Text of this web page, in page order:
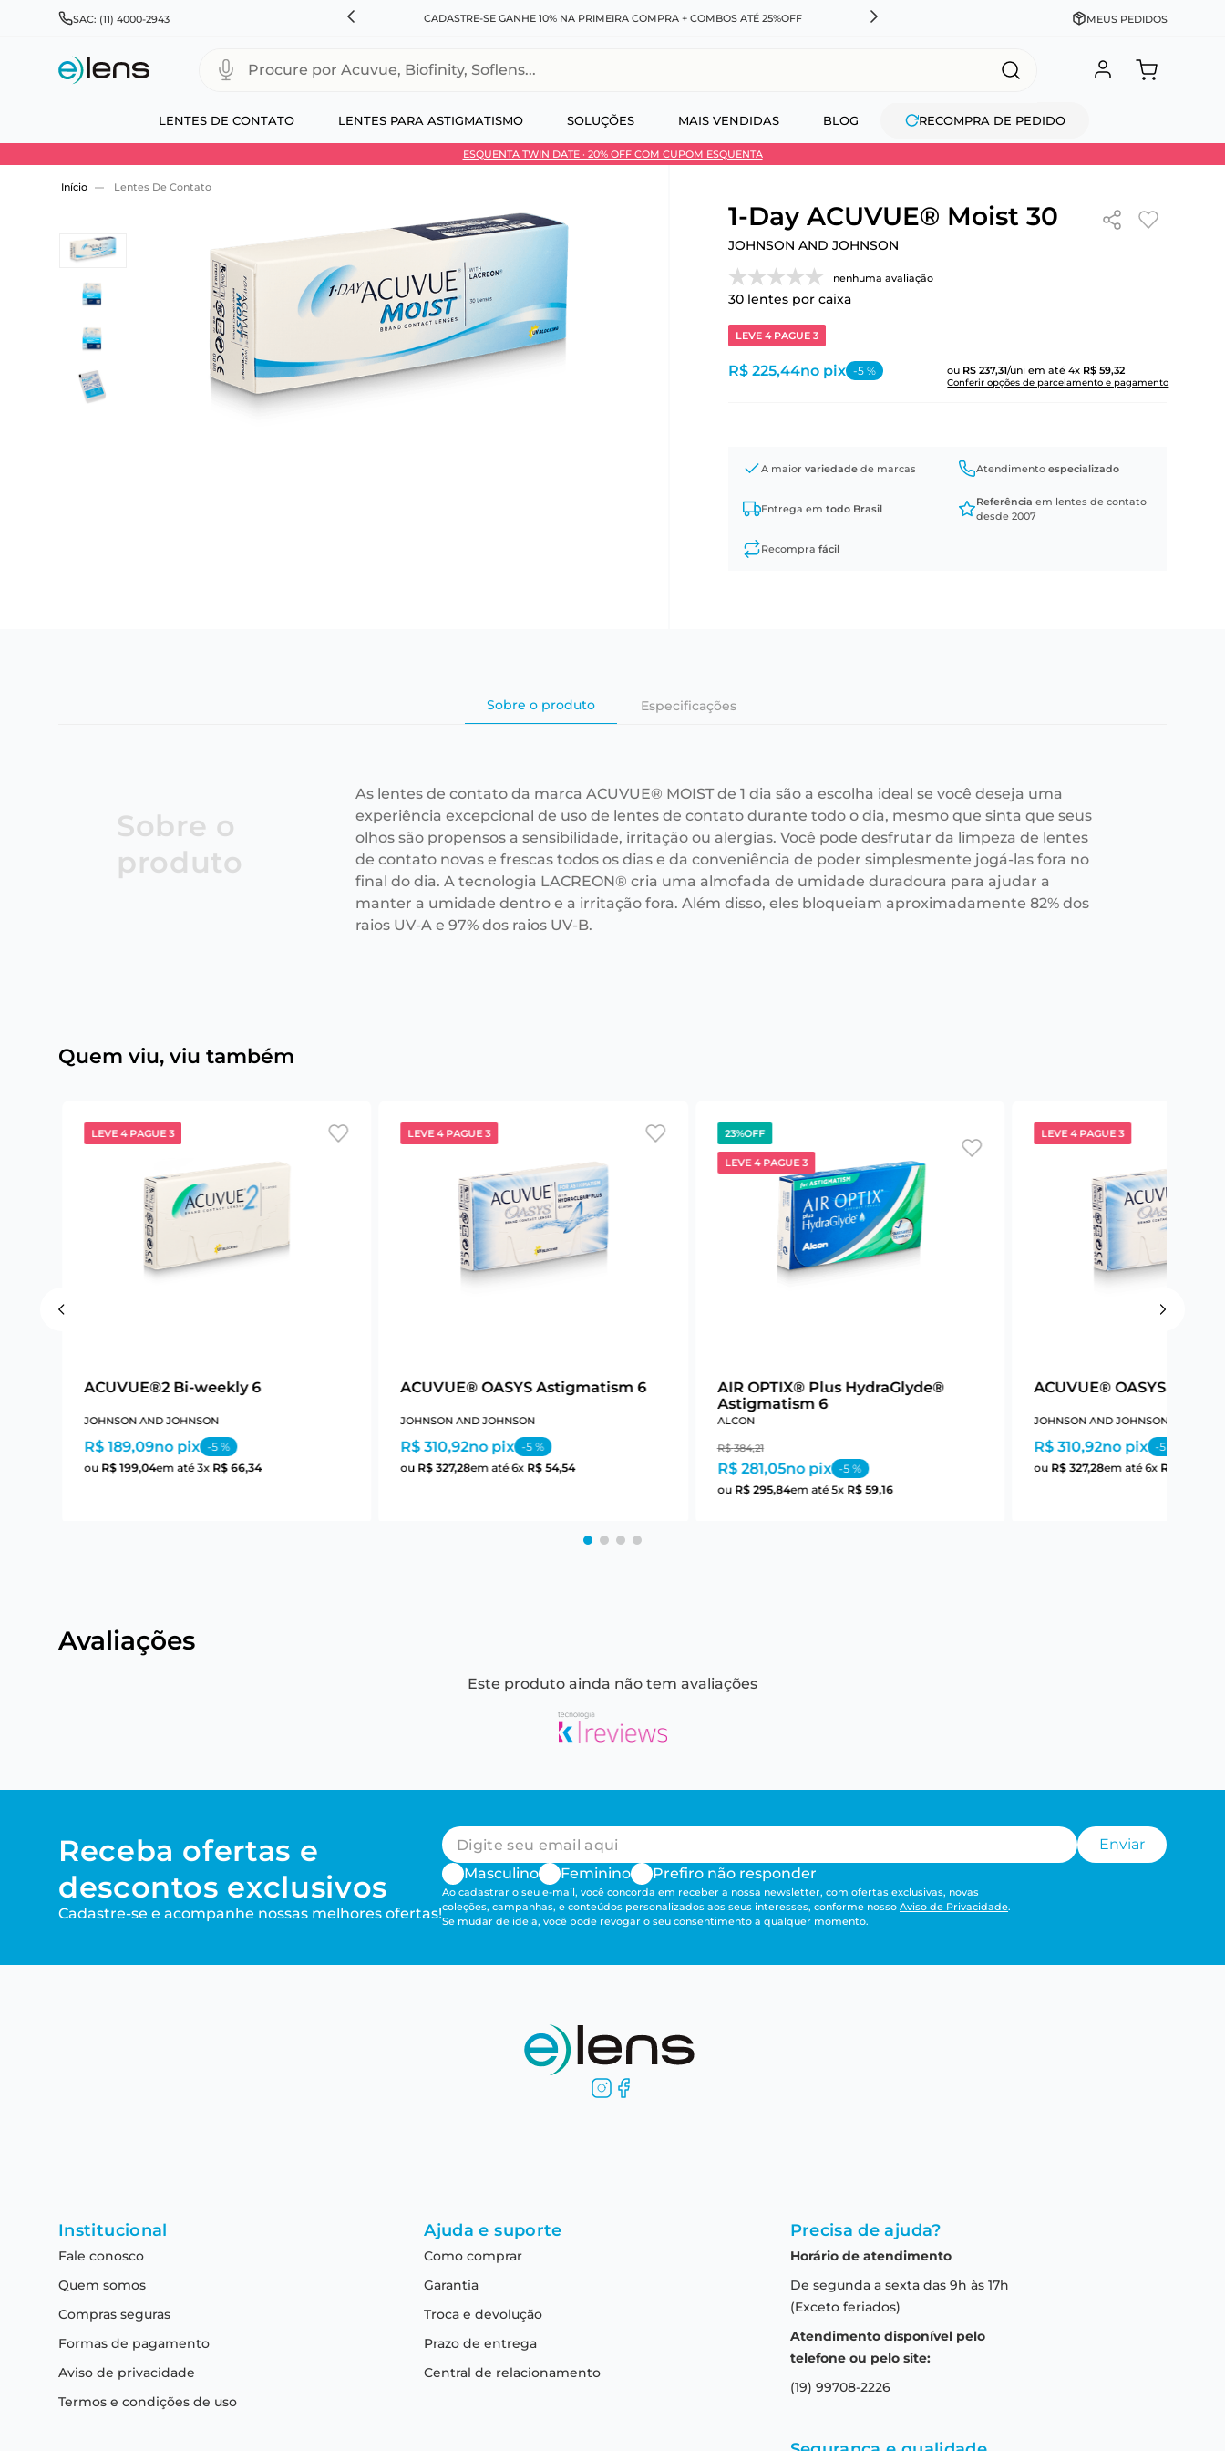
SAC: (11) 4000-2943
PARA CAPITAIS CADASTRE-SE GANHE 10% NA PRIMEIRA COMPRA + COMBOS ATÉ 25%OFF DESCONTO NO PIX OU À VISTA + PARCELAMENTO EM ATÉ 10X SEM JUROS
MEUS PEDIDOS
LENTES DE CONTATO LENTES PARA ASTIGMATISMO SOLUÇÕES MAIS VENDIDAS BLOG RECOMPRA DE PEDIDO
Procure por Acuvue, Biofinity, Soflens...
ESQUENTA TWIN DATE · 20% OFF COM CUPOM ESQUENTA
Use 30HOJE e ganhe 30% OFF + economia extra no Pix
Lentes De Contato
1-Day ACUVUE® Moist 30
JOHNSON AND JOHNSON
nenhuma avaliação
30lentes por caixa
LEVE 4 PAGUE 3
ou R$ 237,31/uni em até4x R$ 59,32
Conferir opções de parcelamento e pagamento
R$ 225,44no pix -5%
A maior variedadede marcas Atendimentoespecializado
Entrega em todo Brasil
Referência em lentes de contato
desde 2007
Recompra fácil
Sobre o produto Especificações
Sobre o
produto
As lentes de contato da marca ACUVUE® MOIST de 1 dia são a escolha ideal se você deseja uma
experiência excepcional de uso de lentes de contato durante todo o dia, mesmo que sinta que seus
olhos são propensos a sensibilidade, irritação ou alergias. Você pode desfrutar da limpeza de lentes
de contato novas e frescas todos os dias e da conveniência de poder simplesmente jogá-las fora no
final do dia. A tecnologia LACREON® cria uma almofada de umidade duradoura para ajudar a
manter a umidade dentro e a irritação fora. Além disso, eles bloqueiam aproximadamente 82% dos
raios UV-A e 97% dos raios UV-B.
Quem viu, viu também
LEVE 4 PAGUE 3
ACUVUE®2 Bi-weekly 6
JOHNSON AND JOHNSON
R$ 189,09no pix -5%
ou R$ 199,04em até3x R$ 66,34
LEVE 4 PAGUE 3
ACUVUE® OASYS Astigmatism 6
JOHNSON AND JOHNSON
R$ 310,92no pix -5 %
ou R$ 327,28em até6x R$ 54,54
23%OFF
LEVE 4 PAGUE 3
AIR OPTIX® Plus HydraGlyde®
Astigmatism 6
ALCON
R$ 384,21
R$ 281,05no pix -5%
ou R$ 295,84em até5x R$ 59,16
LEVE 4 PAGUE 3
ACUVUE® OASYS
JOHNSON AND JOHNSON
R$ 310,92no pix -5
ou R$ 327,28em até6x R$
Avaliações
Este produto ainda não tem avaliações
Receba ofertas e
descontos exclusivos
Cadastre-se e acompanhe nossas melhores ofertas!
Enviar
Masculino
Feminino Prefiro não responder
Ao cadastrar o seu e-mail, você concorda em receber a nossa newsletter, com ofertas exclusivas, novas
coleções, campanhas, e conteúdos personalizados aos seus interesses, conforme nosso Aviso de Privacidade.
Se mudar de ideia, você pode revogar o seu consentimento a qualquer momento.
Institucional
Fale conosco
Quem somos
Compras seguras
Formas de pagamento
Aviso de privacidade
Termos e condições de uso
Ajuda e suporte
Como comprar
Garantia
Troca e devolução
Prazo de entrega
Central de relacionamento
Precisa de ajuda?
Horário de atendimento
De segunda a sexta das 9h às 17h
(Exceto feriados)
Atendimento disponível pelo
telefone ou pelo site:
(19) 99708-2226